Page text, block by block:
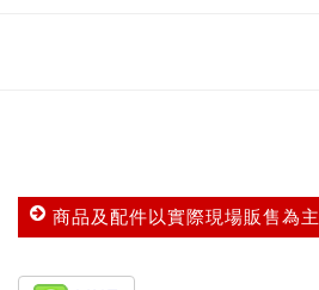
商品及配件以實際現場販售為主